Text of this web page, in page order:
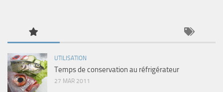
UTILISATION
Temps de conservation au réfrigérateur
27 MAR 2011